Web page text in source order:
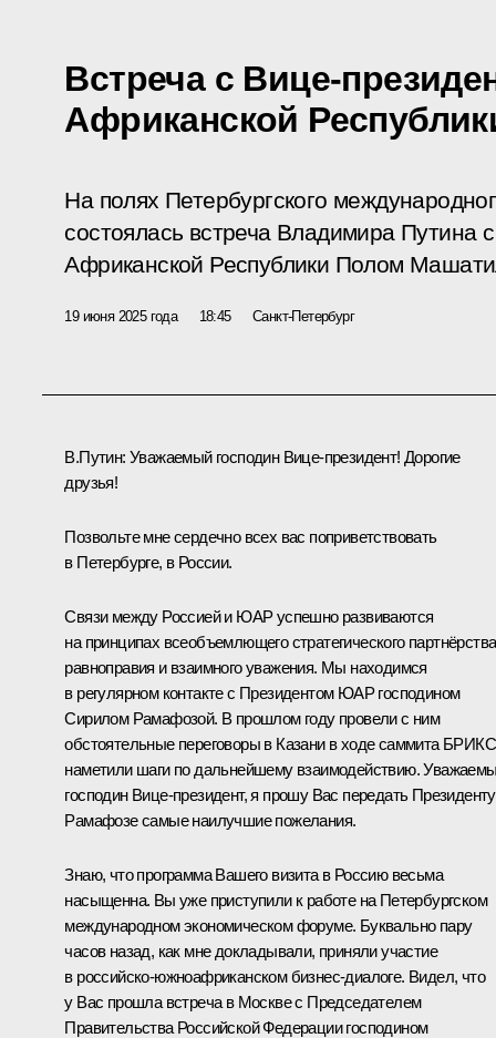
Встреча с Вице-
Африканской
На полях Петербургского
состоялась встреча Владимира
Африканской Республики Полом
19 июня 2025 года 18:45 Санкт-Петербург
В.Путин: Уважаемый господин Вице-президент! Дорогие
друзья!
Позвольте мне сердечно всех вас поприветствовать
в Петербурге, в России.
Связи между Россией и ЮАР успешно развиваются
на принципах всеобъемлющего стратегического
равноправия и взаимного уважения. Мы находимся
в регулярном контакте с Президентом ЮАР господином
Сирилом Рамафозой. В прошлом году провели с ним
обстоятельные переговоры в Казани в ходе саммита
наметили шаги по дальнейшему взаимодействию.
господин Вице-президент, я прошу Вас передать Президенту
Рамафозе самые наилучшие пожелания.
Знаю, что программа Вашего визита в Россию весьма
насыщенна. Вы уже приступили к работе на Петербургском
международном экономическом форуме. Буквально пару
часов назад, как мне докладывали, приняли участие
в российско-южноафриканском бизнес-диалоге. Видел, что
у Вас прошла встреча в Москве с Председателем
Правительства Российской Федерации господином